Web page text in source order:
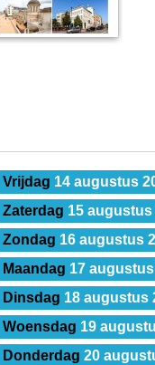
Vrijdag 14 augustus
Zaterdag 15 augustus
Zondag 16 augustus
Maandag 17
Dinsdag 18 augustus
Woensdag 19
Donderdag 20